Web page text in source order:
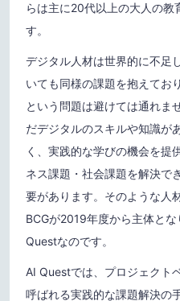
らは主に20代以上の大人の
す。
デジタル人材は世界的に不足
いても同様の課題を抱えてお
という問題は避けては通れま
だデジタルのスキルや知識が
く、実践的な学びの機会を提
ネス課題・社会課題を解決で
要があります。そのような人
BCGが2019年度から主体と
Questなのです。
AI Questでは、プロジェクト
呼ばれる実践的な課題解決の